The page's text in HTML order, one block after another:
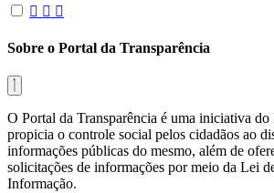
Sobre o Portal da Transparência
O Portal da Transparência é uma iniciativa
propicia o controle social pelos cidadãos ao
informações públicas do mesmo, além de
solicitações de informações por meio da Lei
Informação.